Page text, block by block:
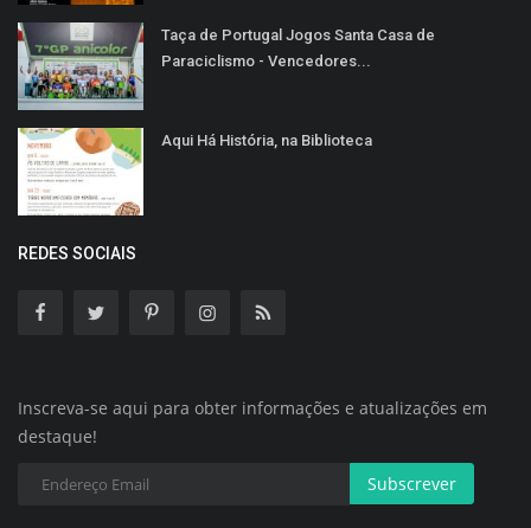
Taça de Portugal Jogos Santa Casa de
Paraciclismo - Vencedores...
Aqui Há História, na Biblioteca
REDES SOCIAIS
Inscreva-se aqui para obter informações e atualizações em
destaque!
Subscrever